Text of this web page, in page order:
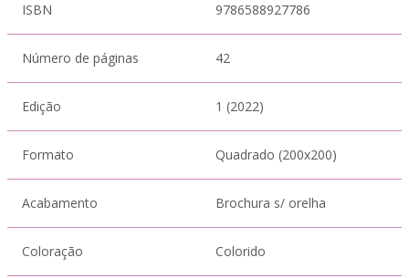
ISBN 9786588927786
Número de páginas 42
Edição 1 (2022)
Formato Quadrado (200x200)
Acabamento Brochura s/ orelha
Coloração Colorido